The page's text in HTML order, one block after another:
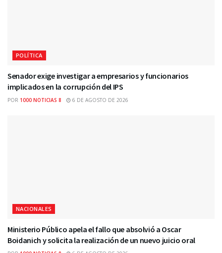
POLÍTICA
Senador exige investigar a empresarios y funcionarios
implicados en la corrupción del IPS
POR 1000 NOTICIAS 8 6 DE AGOSTO DE 2026
NACIONALES
Ministerio Público apela el fallo que absolvió a Oscar
Boidanich y solicita la realización de un nuevo juicio oral